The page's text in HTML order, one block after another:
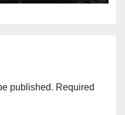
published. Required